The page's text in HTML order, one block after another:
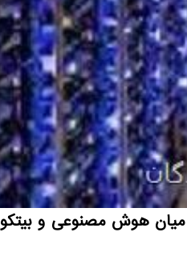
هوش مصنوعی و